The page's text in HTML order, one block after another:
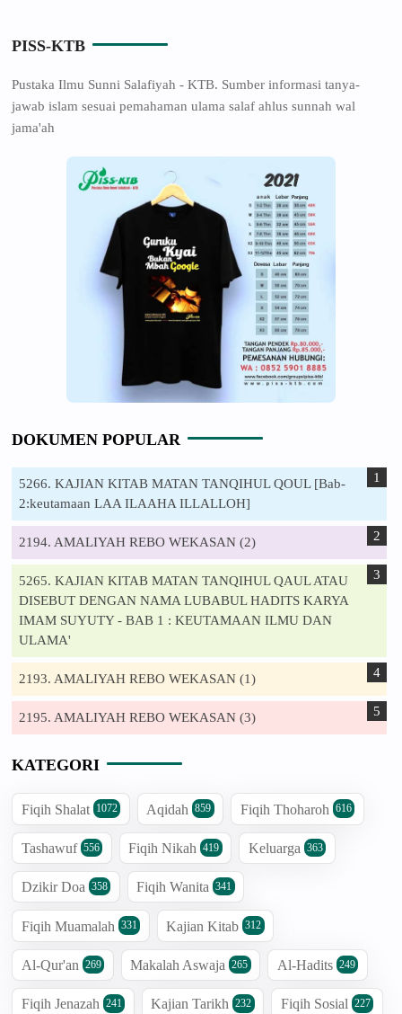
PISS-KTB
Pustaka Ilmu Sunni Salafiyah - KTB. Sumber informasi tanya-
jawab islam sesuai pemahaman ulama salaf ahlus sunnah wal
jama'ah
DOKUMEN POPULAR
5266. KAJIAN KITAB MATAN TANQIHUL QOUL [Bab-
2:keutamaan LAA ILAAHA ILLALLOH]
2194. AMALIYAH REBO WEKASAN (2)
5265. KAJIAN KITAB MATAN TANQIHUL QAUL ATAU
DISEBUT DENGAN NAMA LUBABUL HADITS KARYA
IMAM SUYUTY - BAB 1 : KEUTAMAAN ILMU DAN
ULAMA'
2193. AMALIYAH REBO WEKASAN (1)
2195. AMALIYAH REBO WEKASAN (3)
KATEGORI
Fiqih Shalat 1072 Aqidah 859 Fiqih Thoharoh 616
Tashawuf 556 Fiqih Nikah 419 Keluarga 363
Dzikir Doa 358 Fiqih Wanita 341
Fiqih Muamalah 331 Kajian Kitab 312
Al-Qur'an 269 Makalah Aswaja 265 Al-Hadits 249
Fiqih Jenazah 241 Kajian Tarikh 232 Fiqih Sosial 227